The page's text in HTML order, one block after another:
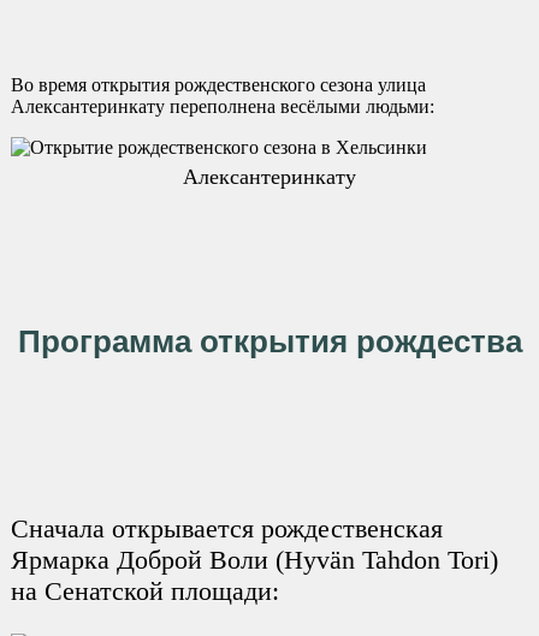
Во время открытия рождественского сезона улица
Алексантеринкату переполнена весёлыми людьми:
Алексантеринкату
Программа открытия рождества
Сначала открывается рождественская
Ярмарка Доброй Воли (Hyvän Tahdon Tori)
на Сенатской площади: